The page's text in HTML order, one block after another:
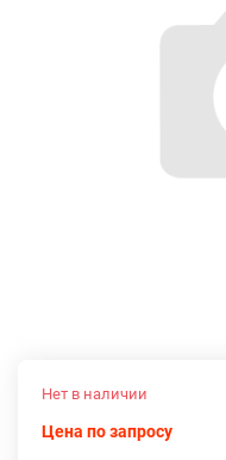
Нет в наличии
Цена по запросу